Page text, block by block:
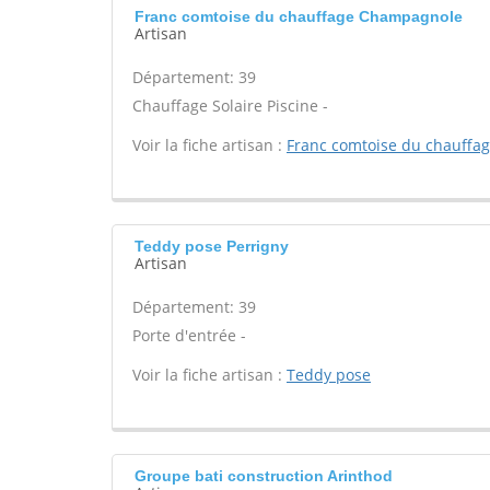
Franc comtoise du chauffage Champagnole
Artisan
Département: 39
Chauffage Solaire Piscine -
Voir la fiche artisan : Franc comtoise du
Teddy pose Perrigny
Artisan
Département: 39
Porte d'entrée -
Voir la fiche artisan : Teddy pose
Groupe bati construction Arinthod